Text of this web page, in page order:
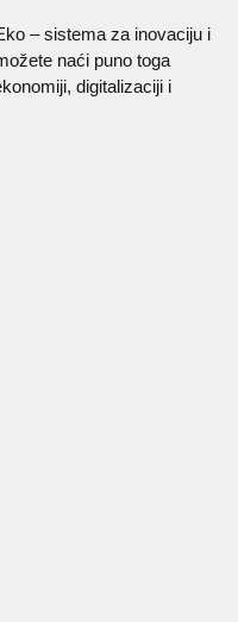
– sistema za inovaciju i
naći puno toga
digitalizaciji i